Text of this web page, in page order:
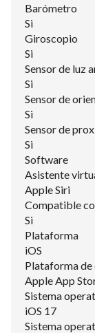
Barómetro
Si
Giroscopio
Si
Sensor de luz
Si
Sensor de
Si
Sensor de
Si
Software
Asistente
Apple Siri
Compatible
Si
Plataforma
iOS
Plataforma
Apple App
Sistema
iOS 17
Sistema